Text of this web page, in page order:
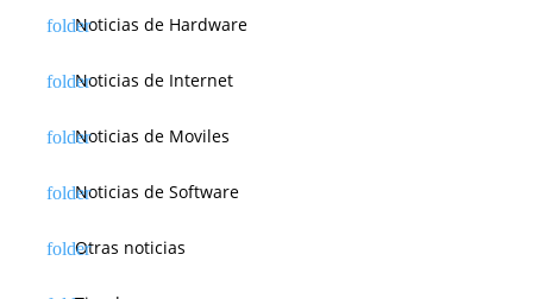
Noticias de Hardware
Noticias de Internet
Noticias de Moviles
Noticias de Software
Otras noticias